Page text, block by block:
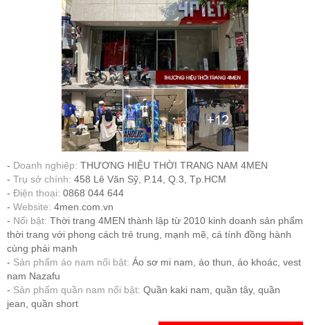
Doanh nghiệp: THƯƠNG HIỆU THỜI TRANG NAM 4MEN
Trụ sở chính: 458 Lê Văn Sỹ, P.14, Q.3, Tp.HCM
Điện thoại: 0868 044 644
Website: 4men.com.vn
Nổi bật: Thời trang 4MEN thành lập từ 2010 kinh doanh sản phẩm
thời trang với phong cách trẻ trung, mạnh mẽ, cá tính đồng hành
cùng phái mạnh
Sản phẩm áo nam nổi bật: Áo sơ mi nam, áo thun, áo khoác, vest
nam Nazafu
Sản phẩm quần nam nổi bật: Quần kaki nam, quần tây, quần
jean, quần short